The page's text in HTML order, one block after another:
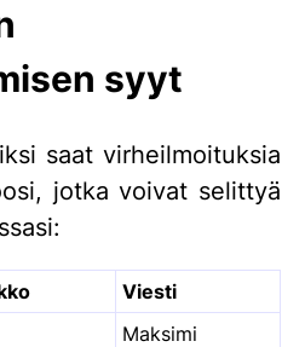
syyt
saat virheilmoituksia
jotka voivat selittyä
Viesti
Maksimi